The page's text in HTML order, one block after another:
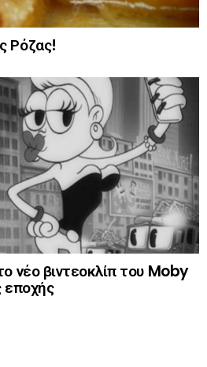
Ρόζας!
νέο βιντεοκλίπ του Moby
εποχής